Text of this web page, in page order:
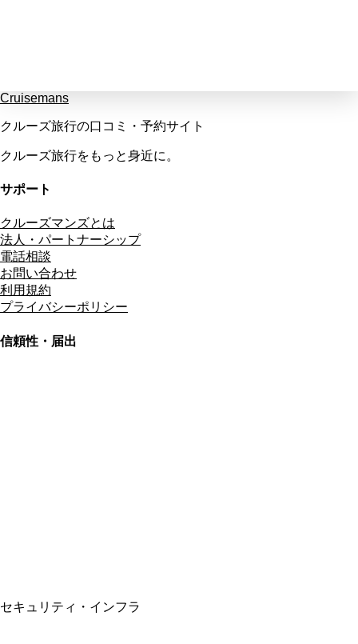
Cruisemans
クルーズ旅行の口コミ・予約サイト
クルーズ旅行をもっと身近に。
サポート
クルーズマンズとは
法人・パートナーシップ
電話相談
お問い合わせ
利用規約
プライバシーポリシー
信頼性・届出
セキュリティ・インフラ